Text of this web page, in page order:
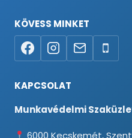
KÖVESS MINKET
KAPCSOLAT
Munkavédelmi
6000 Kecskemét, Szent